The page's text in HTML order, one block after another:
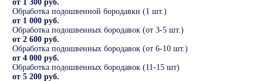
от 1 300 руб.
Обработка подошвенной бородавки (1 шт.)
от 1 000 руб.
Обработка подошвенных бородавок (от 3-5 шт.)
от 2 600 руб.
Обработка подошвенных бородавок (от 6-10 шт.)
от 4 000 руб.
Обработка подошвенных бородавок (11-15 шт)
от 5 200 руб.